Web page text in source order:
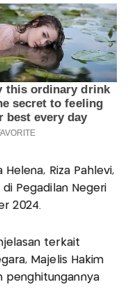
Riza Pahlevi,
di Pegadilan Negeri
2024.
terkait
Majelis Hakim
penghitungannya